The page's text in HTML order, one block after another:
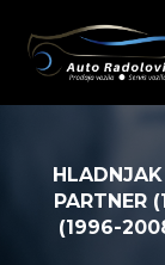
PARTNER
(1996-